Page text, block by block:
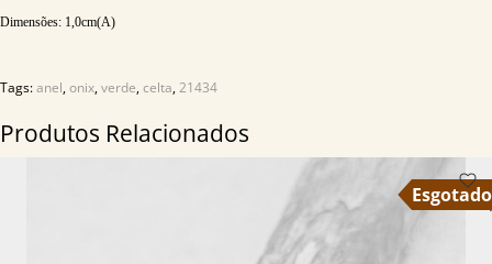
Dimensões: 1,0cm(A)
Tags:anel,onix,verde,celta,21434
Produtos Relacionados